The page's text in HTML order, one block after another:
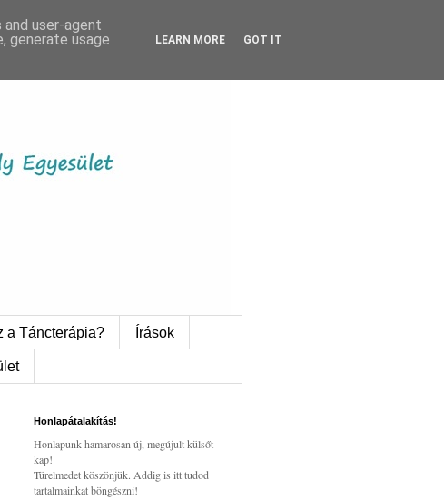
a Táncterápia? Írások
Honlapátalakítás!
Honlapunk hamarosan új, megújult külsőt
kap!
Türelmedet köszönjük. Addig is itt tudod
tartalmainkat böngészni!
user-agent
generate usage
LEARN MORE GOT IT